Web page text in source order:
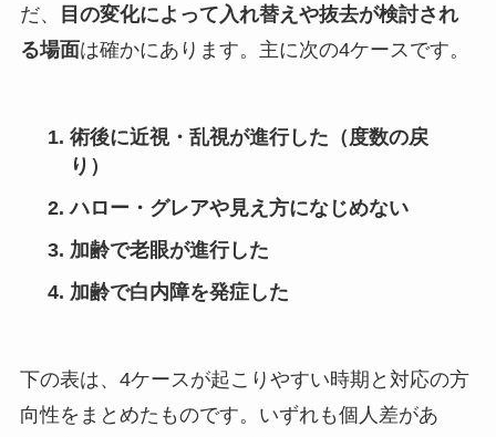
だ、
目の変化によって入れ替えや抜去が検討され
る場面は確かにあります。主に次の4ケースです。
術後に近視・乱視が進行した（度数の戻
り）
ハロー・グレアや見え方になじめない
加齢で老眼が進行した
加齢で白内障を発症した
下の表は、4ケースが起こりやすい時期と対応の方
向性をまとめたものです。いずれも個人差があ